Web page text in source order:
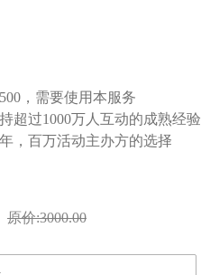
，需要使用本服务
超过1000万人互动的成熟经验
，百万活动主办方的选择
原价:3000.00